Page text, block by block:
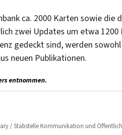
ca. 2000 Karten sowie die
zwei Updates um etwa
gedeckt sind, werden
neuen Publikationen.
entnommen.
/ Stabstelle Kommunikation und